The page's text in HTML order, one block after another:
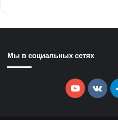
Мы в социальных сетях
YouTube